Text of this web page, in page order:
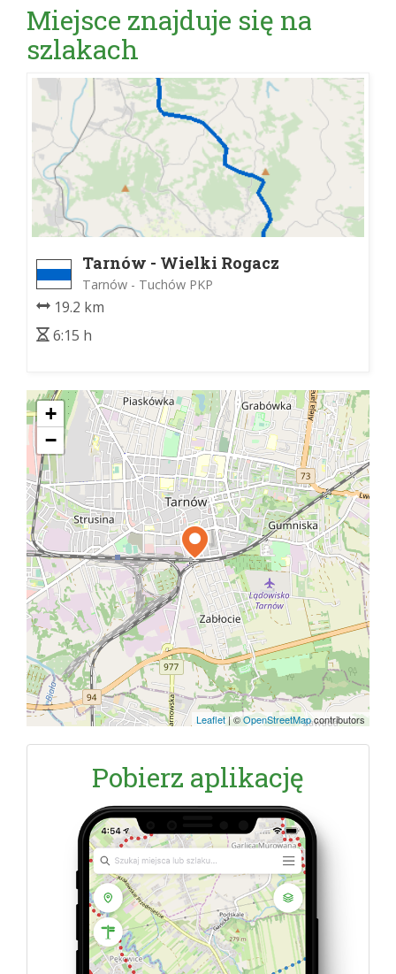
Miejsce znajduje się na
szlakach
Tarnów - Wielki Rogacz
Tarnów - Tuchów PKP
19.2 km
6:15 h
+
−
Leaflet | ©OpenStreetMapcontributors
Pobierz aplikację